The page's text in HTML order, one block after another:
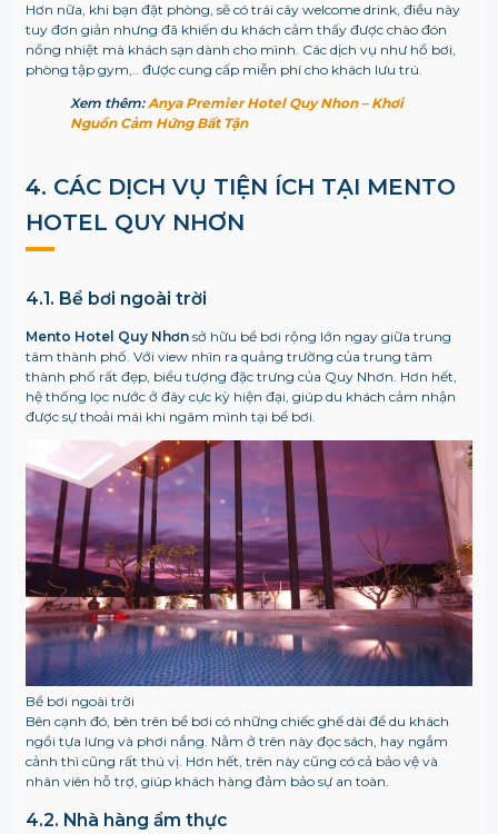
Hơn nữa, khi bạn đặt phòng, sẽ có trái cây welcome drink, điều này
tuy đơn giản nhưng đã khiến du khách cảm thấy được chào đón
nồng nhiệt mà khách sạn dành cho mình. Các dịch vụ như hồ bơi,
phòng tập gym,.. được cung cấp miễn phí cho khách lưu trú.
Xem thêm:Anya Premier Hotel Quy Nhon – Khơi
Nguồn Cảm Hứng Bất Tận
4. CÁC DỊCH VỤ TIỆN ÍCH TẠI MENTO
HOTEL QUY NHƠN
4.1. Bể bơi ngoài trời
Mento Hotel Quy Nhơn sở hữu bể bơi rộng lớn ngay giữa trung
tâm thành phố. Với view nhìn ra quảng trường của trung tâm
thành phố rất đẹp, biểu tượng đặc trưng của Quy Nhơn. Hơn hết,
hệ thống lọc nước ở đây cực kỳ hiện đại, giúp du khách cảm nhận
được sự thoải mái khi ngâm mình tại bể bơi.
Bể bơi ngoài trời
Bên cạnh đó, bên trên bể bơi có những chiếc ghế dài để du khách
ngồi tựa lưng và phơi nắng. Nằm ở trên này đọc sách, hay ngắm
cảnh thì cũng rất thú vị. Hơn hết, trên này cũng có cả bảo vệ và
nhân viên hỗ trợ, giúp khách hàng đảm bảo sự an toàn.
4.2. Nhà hàng ẩm thực